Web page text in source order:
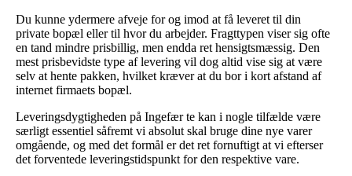
Du kunne ydermere afveje for og imod at få leveret til din
private bopæl eller til hvor du arbejder. Fragttypen viser sig ofte
en tand mindre prisbillig, men endda ret hensigtsmæssig. Den
mest prisbevidste type af levering vil dog altid vise sig at være
selv at hente pakken, hvilket kræver at du bor i kort afstand af
internet firmaets bopæl.
Leveringsdygtigheden på Ingefær te kan i nogle tilfælde være
særligt essentiel såfremt vi absolut skal bruge dine nye varer
omgående, og med det formål er det ret fornuftigt at vi efterser
det forventede leveringstidspunkt for den respektive vare.